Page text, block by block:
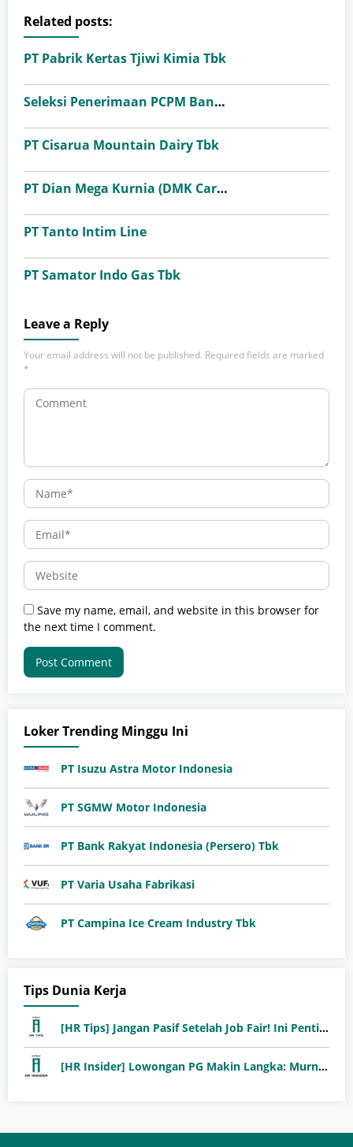
Related posts:
PT Pabrik Kertas Tjiwi Kimia Tbk
Seleksi Penerimaan PCPM Bank Indonesia Angkatan 41
PT Cisarua Mountain Dairy Tbk
PT Dian Mega Kurnia (DMK Cargo)
PT Tanto Intim Line
PT Samator Indo Gas Tbk
Leave a Reply
Your email address will not be published. Required fields are marked
*
Save my name, email, and website in this browser for
the next time I comment.
Loker Trending Minggu Ini
PT Isuzu Astra Motor Indonesia
PT SGMW Motor Indonesia
PT Bank Rakyat Indonesia (Persero) Tbk
PT Varia Usaha Fabrikasi
PT Campina Ice Cream Industry Tbk
Tips Dunia Kerja
[HR Tips] Jangan Pasif Setelah Job Fair! Ini Pentingnya Follow-Up Setelah Job Fair
[HR Insider] Lowongan PG Makin Langka: Murni Seleksi atau Jalur Orang Dalam?